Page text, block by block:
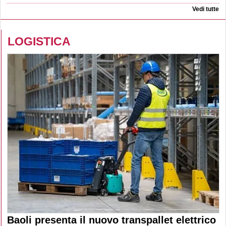
Vedi tutte
LOGISTICA
Baoli presenta il nuovo transpallet elettrico